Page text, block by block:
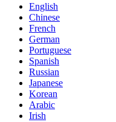
English
Chinese
French
German
Portuguese
Spanish
Russian
Japanese
Korean
Arabic
Irish